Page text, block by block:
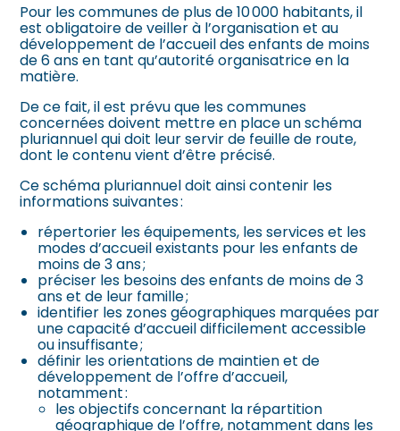
Pour les communes de plus de 10 000 habitants, il
est obligatoire de veiller à l’organisation et au
développement de l’accueil des enfants de moins
de 6 ans en tant qu’autorité organisatrice en la
matière.
De ce fait, il est prévu que les communes
concernées doivent mettre en place un schéma
pluriannuel qui doit leur servir de feuille de route,
dont le contenu vient d’être précisé.
Ce schéma pluriannuel doit ainsi contenir les
informations suivantes :
répertorier les équipements, les services et les
modes d’accueil existants pour les enfants de
moins de 3 ans ;
préciser les besoins des enfants de moins de 3
ans et de leur famille ;
identifier les zones géographiques marquées par
une capacité d’accueil difficilement accessible
ou insuffisante ;
définir les orientations de maintien et de
développement de l’offre d’accueil,
notamment :
les objectifs concernant la répartition
géographique de l’offre, notamment dans les